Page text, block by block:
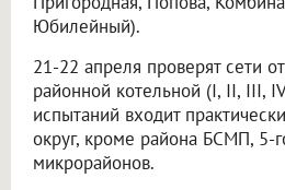
Юбилейный).
21-22 апреля проверят сети
районной котельной (I, II, III,
испытаний входит
округ, кроме района БСМП, 5-
микрорайонов.